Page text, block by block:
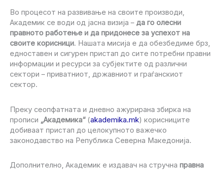
Во процесот на развивање на своите производи,
Академик се води од јасна визија – да го олесни
правното работење и да придонесе за успехот на
своите корисници. Нашата мисија е да обезбедиме брз,
едноставен и сигурен пристап до сите потребни правни
информации и ресурси за субјектите од различни
сектори – приватниот, државниот и граѓанскиот
сектор.
Преку сеопфатната и дневно ажурирана збирка на
прописи „Академика“(akademika.mk) корисниците
добиваат пристап до целокупното важечко
законодавство на Република Северна Македонија.
Дополнително, Академик е издавач на стручна правна